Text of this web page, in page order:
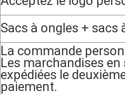
Sacs à ongles + sacs
La commande
Les marchandises
expédiées le
paiement.